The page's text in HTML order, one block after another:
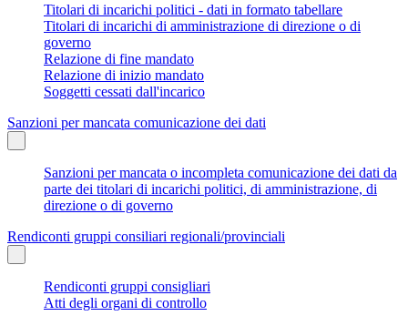
Titolari di incarichi politici - dati in formato tabellare
Titolari di incarichi di amministrazione di direzione o di
governo
Relazione di fine mandato
Relazione di inizio mandato
Soggetti cessati dall'incarico
Sanzioni per mancata comunicazione dei dati
Sanzioni per mancata o incompleta comunicazione dei dati da
parte dei titolari di incarichi politici, di amministrazione, di
direzione o di governo
Rendiconti gruppi consiliari regionali/provinciali
Rendiconti gruppi consigliari
Atti degli organi di controllo